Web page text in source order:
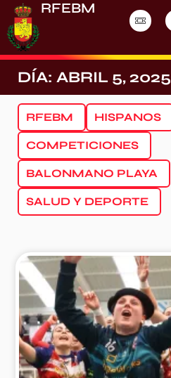
RFEBM
DÍA: ABRIL 5, 2025
RFEBM HISPANOS
COMPETICIONES
BALONMANO PLAYA
SALUD Y DEPORTE